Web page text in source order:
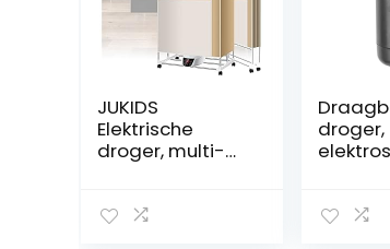
JUKIDS
Elektrische
droger, multi-
constante
droger,
kleine